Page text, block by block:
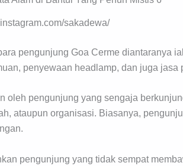
sakadewa/
pengunjung Goa Cerme diantaranya
penyewaan headlamp, dan juga jasa
oleh pengunjung yang sengaja
ataupun organisasi. Biasanya,
pengunjung yang tidak sempat